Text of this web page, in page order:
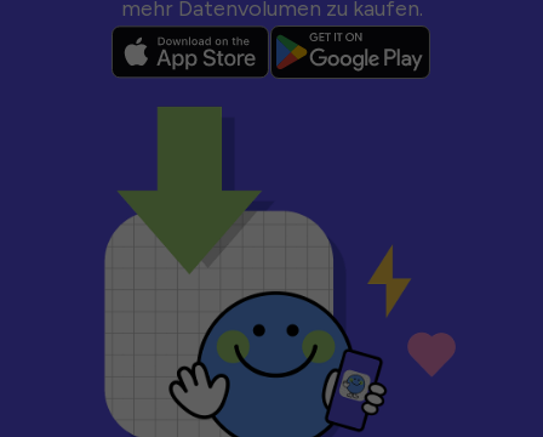
mehr Datenvolumen zu kaufen.